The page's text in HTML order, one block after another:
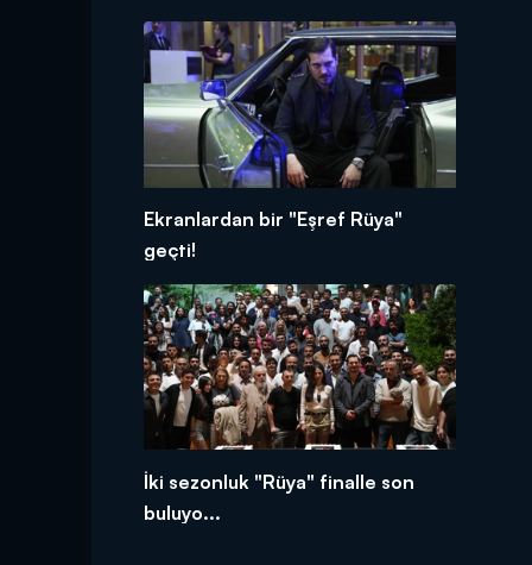
Ekranlardan bir "Eşref Rüya"
geçti!
İki sezonluk "Rüya" finalle son
buluyo...